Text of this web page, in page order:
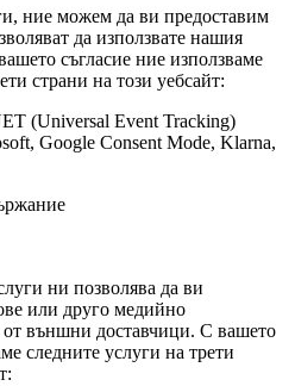
ние можем да ви предоставим
да използвате нашия
съгласие ние използваме
страни на този уебсайт:
(Universal Event Tracking)
Google Consent Mode, Klarna,
ни позволява да ви
или друго медийно
от външни доставчици. С вашето
следните услуги на трети